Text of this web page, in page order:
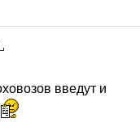
введут и